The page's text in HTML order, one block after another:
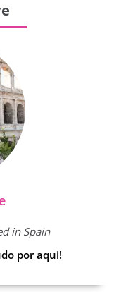
in Spain
por aqui!